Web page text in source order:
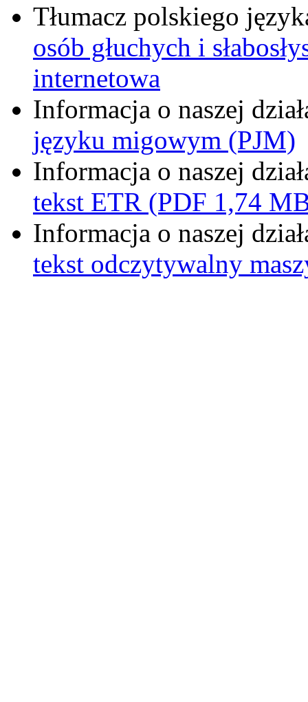
Tłumacz polskiego
osób głuchych i
internetowa
Informacja o naszej
języku migowym (PJM)
Informacja o naszej
tekst ETR (PDF 1,74
Informacja o naszej
tekst odczytywalny